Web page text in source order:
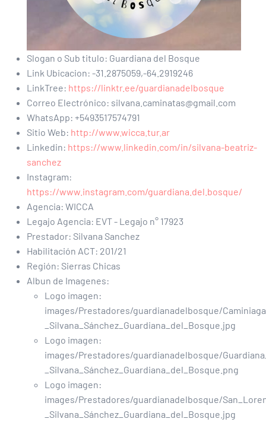
Slogan o Sub titulo: Guardiana del Bosque
Link Ubicacion: -31.2875059,-64.2919246
LinkTree: https://linktr.ee/guardianadelbosque
Correo Electrónico: silvana.caminatas@gmail.com
WhatsApp: +5493517574791
Sitio Web: http://www.wicca.tur.ar
Linkedin: https://www.linkedin.com/in/silvana-beatriz-
sanchez
Instagram:
https://www.instagram.com/guardiana.del.bosque/
Agencia: WICCA
Legajo Agencia: EVT - Legajo n° 17923
Prestador: Silvana Sanchez
Habilitación ACT: 201/21
Región: Sierras Chicas
Albun de Imagenes:
Logo imagen:
images/Prestadores/guardianadelbosque/
_Silvana_Sánchez_Guardiana_del_Bosque.jpg
Logo imagen:
images/Prestadores/guardianadelbosque/
_Silvana_Sánchez_Guardiana_del_Bosque.png
Logo imagen:
images/Prestadores/guardianadelbosque/
_Silvana_Sánchez_Guardiana_del_Bosque.jpg